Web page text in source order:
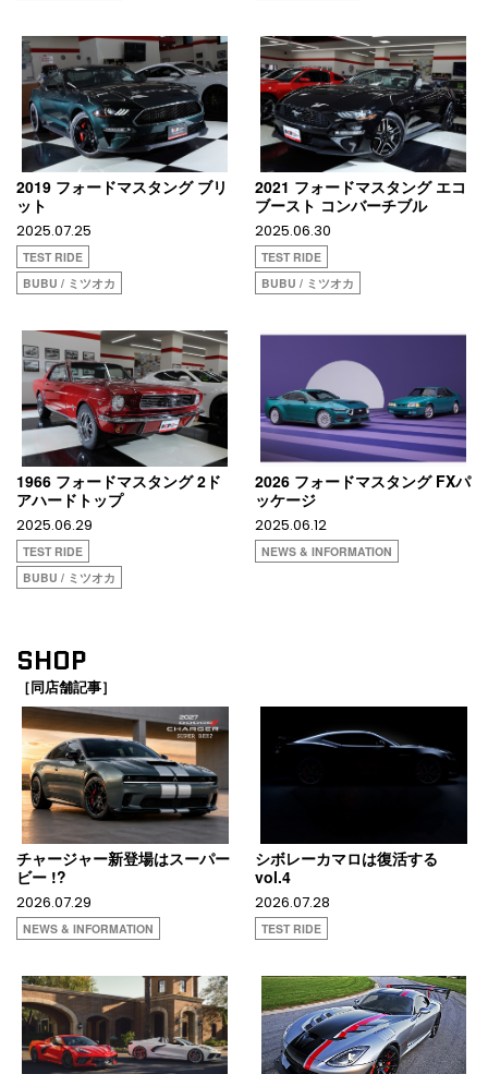
2019 フォードマスタング ブリ
ット
2025.07.25
TEST RIDE
BUBU / ミツオカ
2021 フォードマスタング エコ
ブースト コンバーチブル
2025.06.30
TEST RIDE
BUBU / ミツオカ
1966 フォードマスタング 2ド
アハードトップ
2025.06.29
TEST RIDE
BUBU / ミツオカ
2026 フォードマスタング FXパ
ッケージ
2025.06.12
NEWS & INFORMATION
SHOP
［同店舗記事］
チャージャー新登場はスーパー
ビー !?
2026.07.29
NEWS & INFORMATION
シボレーカマロは復活する
vol.4
2026.07.28
TEST RIDE